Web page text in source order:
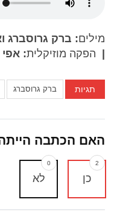
מילים: ברק גרוסברג
| הפקה מוזיקלית: אפי
תגיות ברק גרוסברג
האם הכתבה הייתה
כן
2
לא
0